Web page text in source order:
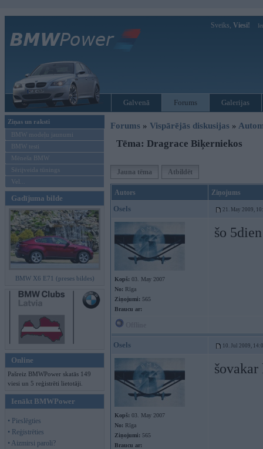
Sveiks, Viesi!
Galvenā Forums Galerijas
Ziņas un raksti
BMW modeļu jaunumi
BMW testi
Mēneša BMW
Sērijveida tūnings
Vel...
Gadījuma bilde
BMW X6 E71 (preses bildes)
Online
Pašreiz BMWPower skatās 149
viesi un 5 reģistrēti lietotāji.
Ienākt BMWPower
• Pieslēgties
• Reģistrēties
• Aizmirsi paroli?
Forums » Vispārējās diskusijas »
Tēma: Dragrace Biķerniekos
Jauna tēma Atbildēt
Autors Ziņojums
Osels 21. May 2009,
Kopš: 03. May 2007
No: Rīga
Ziņojumi: 565
Braucu ar:
šo
Osels 10. Jul 2009,
Kopš: 03. May 2007
No: Rīga
Ziņojumi: 565
Braucu ar: